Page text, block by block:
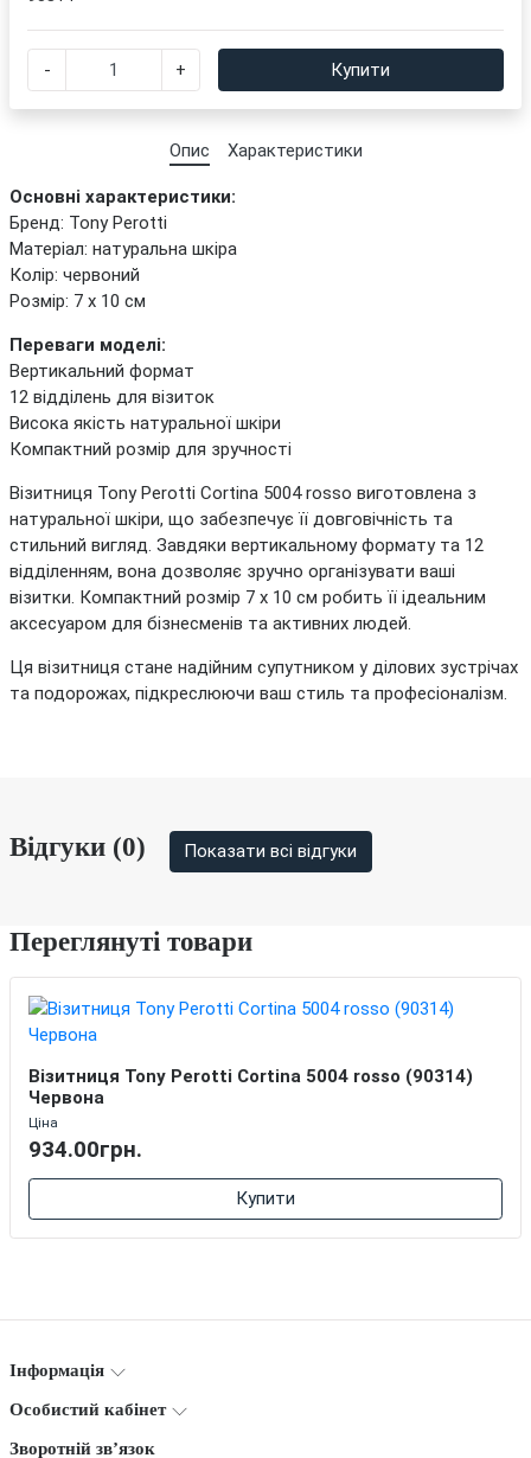
Опис Характеристики
Основні характеристики:
Бренд: Tony Perotti
Матеріал: натуральна шкіра
Колір: червоний
Розмір: 7 x 10 см
Переваги моделі:
Вертикальний формат
12 відділень для візиток
Висока якість натуральної шкіри
Компактний розмір для зручності
Візитниця Tony Perotti Cortina 5004 rosso виготовлена з
натуральної шкіри, що забезпечує її довговічність та
стильний вигляд. Завдяки вертикальному формату та 12
відділенням, вона дозволяє зручно організувати ваші
візитки. Компактний розмір 7 x 10 см робить її ідеальним
аксесуаром для бізнесменів та активних людей.
Ця візитниця стане надійним супутником у ділових зустрічах
та подорожах, підкреслюючи ваш стиль та професіоналізм.
- + Купити
Відгуки (0) Показати всі відгуки
Переглянуті товари
Візитниця Tony Perotti Cortina 5004 rosso (90314)
Червона
Ціна
934.00грн.
Купити
Інформація
Особистий кабінет
Зворотній зв’язок